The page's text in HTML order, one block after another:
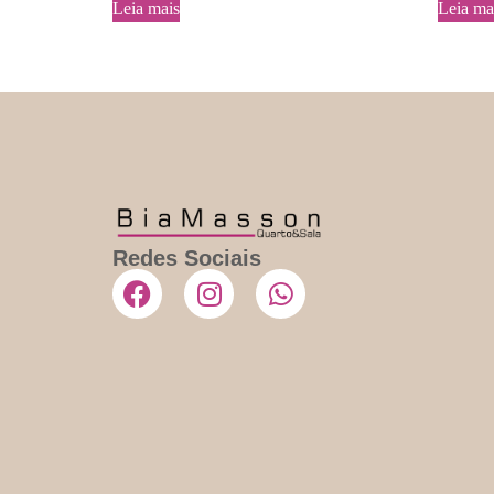
Leia mais Leia
Redes Sociais